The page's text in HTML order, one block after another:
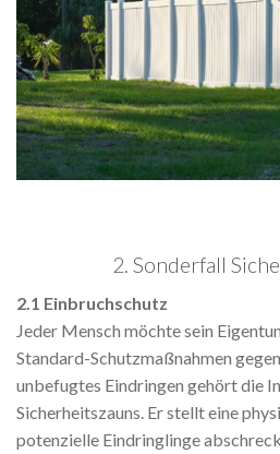
2. Sonderfall
2.1 Einbruchschutz
Jeder Mensch möchte sein
Standard-Schutzmaßnahmen
unbefugtes Eindringen gehört die
Sicherheitszauns. Er stellt eine
potenzielle Eindringlinge